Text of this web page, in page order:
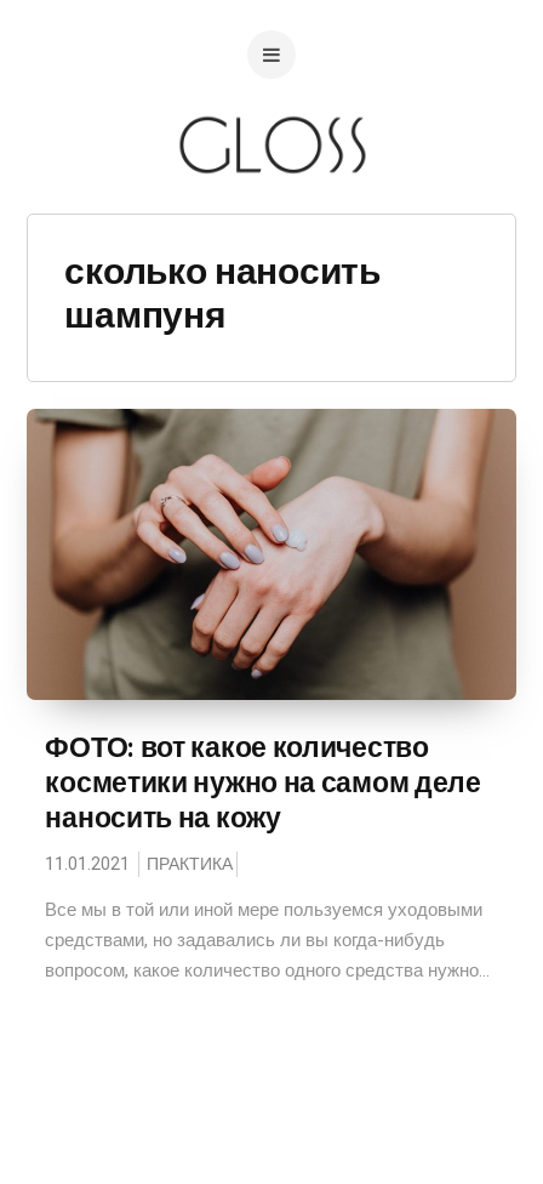
сколько наносить
шампуня
ФОТО: вот какое количество
косметики нужно на самом деле
наносить на кожу
11.01.2021 ПРАКТИКА
Все мы в той или иной мере пользуемся уходовыми
средствами, но задавались ли вы когда-нибудь
вопросом, какое количество одного средства нужно...